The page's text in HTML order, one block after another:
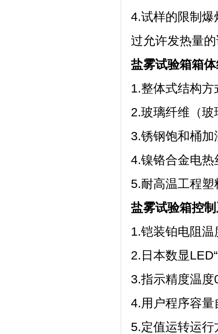
4.试样的限制爆
过允许发热量
盐雾试验箱箱
1.整体式结构方
2.玻璃纤维（玻
3.锈钢饱和桶
4.镍铬合金电热丝
5.耐高温工程塑
盐雾试验箱控
1.铠装铂电阻温
2.日本数显
3.指示精度温度
4.用户程序容量
5.定值运转运行